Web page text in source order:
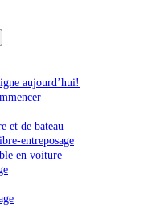
aujourd’hui!
et de bateau
entreposage
en voiture